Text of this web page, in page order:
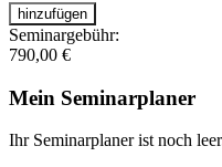
Seminargebühr:
790,00 €
Mein Seminarplaner
Ihr Seminarplaner ist noch